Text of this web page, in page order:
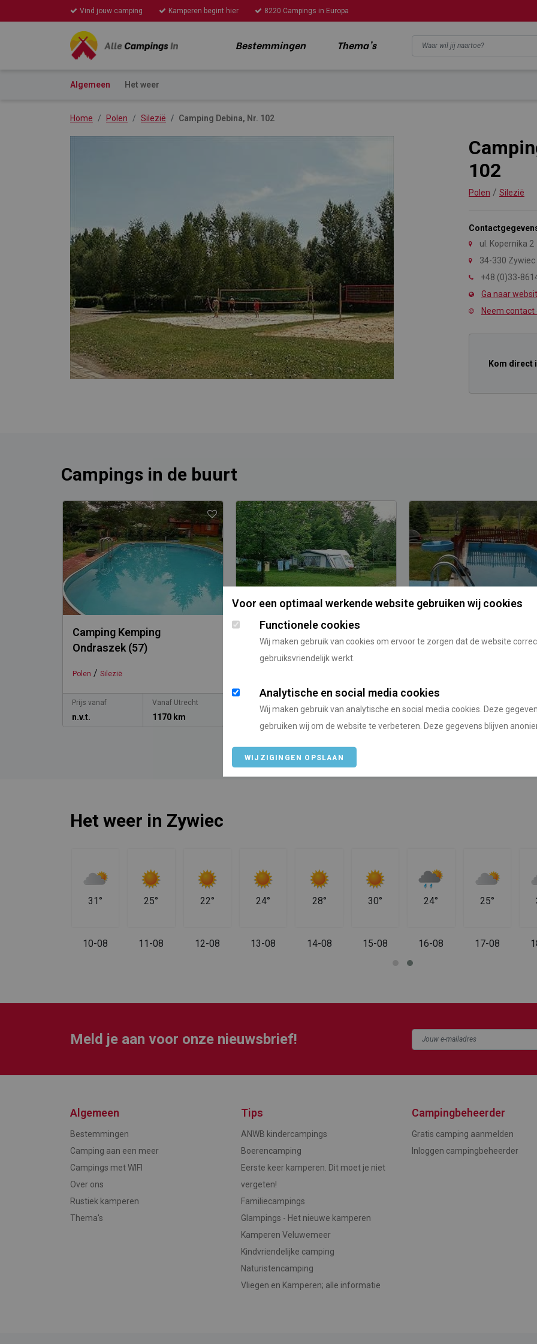
Voor een optimaal werkende website gebruiken wij cookies
Functionele cookies
Wij maken gebruik van cookies om ervoor te zorgen dat de website
gebruiksvriendelijk werkt.
Analytische en social media cookies
Wij maken gebruik van analytische en social media cookies. Deze
gebruiken wij om de website te verbeteren. Deze gegevens blijven
WIJZIGINGEN OPSLAAN
Vind jouw camping Kamperen begint hier 8220 Campings in Europa
Bestemmingen Thema's
Algemeen Het weer
Home Polen Silezië Camping Debina, Nr. 102
102
Polen / Silezië
ul. Kopernika 2
34-330 Zywiec
+48 (0)33-
Ga naar
Neem contact
Kom direct
Campings in de buurt
Camping Kemping
Ondraszek (57)
Polen / Silezië
Prijs vanaf
n.v.t.
Vanaf Utrecht
1170 km
Camping Pod Debowcem
(Nr. 99)
1170 km
Het weer in Zywiec
31°
10-08
25°
11-08
22°
12-08
24°
13-08
28°
14-08
30°
15-08
24°
16-08
25°
17-08
Meld je aan voor onze nieuwsbrief!
Algemeen
Bestemmingen
Camping aan een meer
Campings met WIFI
Over ons
Rustiek kamperen
Thema's
Tips
ANWB kindercampings
Boerencamping
Eerste keer kamperen. Dit moet je niet
vergeten!
Familiecampings
Glampings - Het nieuwe kamperen
Kamperen Veluwemeer
Kindvriendelijke camping
Naturistencamping
Vliegen en Kamperen; alle informatie
Campingbeheerder
Gratis camping aanmelden
Inloggen campingbeheerder